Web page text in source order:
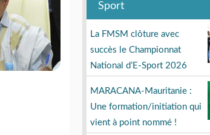
Sport
La FMSM clôture avec
succès le Championnat
National d’E-Sport 2026
MARACANA-Mauritanie :
Une formation/initiation qui
vient à point nommé !